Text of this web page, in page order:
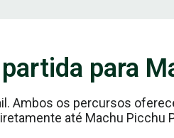
para
Ambos os percursos
até Machu Picchu